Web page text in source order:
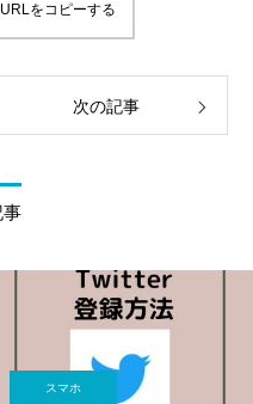
をコピーする
次の記事
事
スマホ